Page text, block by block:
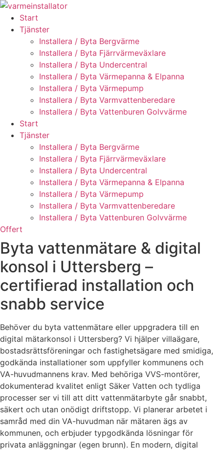
Skip
content
Start
Tjänster
Installera / Byta Bergvärme
Installera / Byta Fjärrvärmeväxlare
Installera / Byta Undercentral
Installera / Byta Värmepanna & Elpanna
Installera / Byta Värmepump
Installera / Byta Varmvattenberedare
Installera / Byta Vattenburen Golvvärme
Start
Tjänster
Installera / Byta Bergvärme
Installera / Byta Fjärrvärmeväxlare
Installera / Byta Undercentral
Installera / Byta Värmepanna & Elpanna
Installera / Byta Värmepump
Installera / Byta Varmvattenberedare
Installera / Byta Vattenburen Golvvärme
Offert
Byta vattenmätare & digital
konsol i Uttersberg –
certifierad installation och
snabb service
Behöver du byta vattenmätare eller uppgradera till en
digital mätarkonsol i Uttersberg? Vi hjälper villaägare,
bostadsrättsföreningar och fastighetsägare med smidiga,
godkända installationer som uppfyller kommunens och
VA-huvudmannens krav. Med behöriga VVS-montörer,
dokumenterad kvalitet enligt Säker Vatten och tydliga
processer ser vi till att ditt vattenmätarbyte går snabbt,
säkert och utan onödigt driftstopp. Vi planerar arbetet i
samråd med din VA-huvudman när mätaren ägs av
kommunen, och erbjuder typgodkända lösningar för
privata anläggningar (egen brunn). En modern, digital